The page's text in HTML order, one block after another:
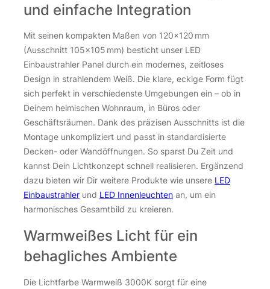
und einfache Integration
Mit seinen kompakten Maßen von 120×120 mm
(Ausschnitt 105×105 mm) besticht unser LED
Einbaustrahler Panel durch ein modernes, zeitloses
Design in strahlendem Weiß. Die klare, eckige Form fügt
sich perfekt in verschiedenste Umgebungen ein – ob in
Deinem heimischen Wohnraum, in Büros oder
Geschäftsräumen. Dank des präzisen Ausschnitts ist die
Montage unkompliziert und passt in standardisierte
Decken- oder Wandöffnungen. So sparst Du Zeit und
kannst Dein Lichtkonzept schnell realisieren. Ergänzend
dazu bieten wir Dir weitere Produkte wie unsere LED
Einbaustrahler und LED Innenleuchten an, um ein
harmonisches Gesamtbild zu kreieren.
Warmweißes Licht für ein
behagliches Ambiente
Die Lichtfarbe Warmweiß 3000K sorgt für eine